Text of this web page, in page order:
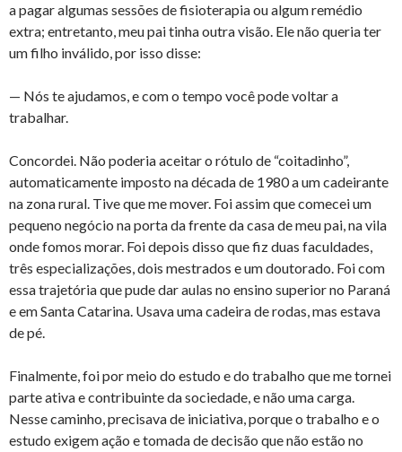
a pagar algumas sessões de fisioterapia ou algum remédio
extra; entretanto, meu pai tinha outra visão. Ele não queria ter
um filho inválido, por isso disse:
— Nós te ajudamos, e com o tempo você pode voltar a
trabalhar.
Concordei. Não poderia aceitar o rótulo de “coitadinho”,
automaticamente imposto na década de 1980 a um cadeirante
na zona rural. Tive que me mover. Foi assim que comecei um
pequeno negócio na porta da frente da casa de meu pai, na vila
onde fomos morar. Foi depois disso que fiz duas faculdades,
três especializações, dois mestrados e um doutorado. Foi com
essa trajetória que pude dar aulas no ensino superior no Paraná
e em Santa Catarina. Usava uma cadeira de rodas, mas estava
de pé.
Finalmente, foi por meio do estudo e do trabalho que me tornei
parte ativa e contribuinte da sociedade, e não uma carga.
Nesse caminho, precisava de iniciativa, porque o trabalho e o
estudo exigem ação e tomada de decisão que não estão no